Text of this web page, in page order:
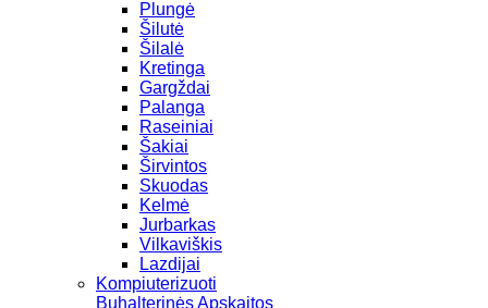
Plungė
Šilutė
Šilalė
Kretinga
Gargždai
Palanga
Raseiniai
Šakiai
Širvintos
Skuodas
Kelmė
Jurbarkas
Vilkaviškis
Lazdijai
Kompiuterizuoti
Buhalterinės Apskaitos